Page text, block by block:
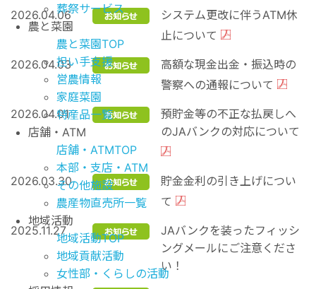
葬祭サービス
農と菜園
農と菜園TOP
担い手支援
営農情報
家庭菜園
特産品一覧
店舗・ATM
店舗・ATMTOP
本部・支店・ATM
その他施設
農産物直売所一覧
地域活動
地域活動TOP
地域貢献活動
女性部・くらしの活動
2026.04.06
システム更改に伴うATM休
止について
2026.04.03
高額な現金出金・振込時の
警察への通報について
2026.04.01
預貯金等の不正な払戻しへ
のJAバンクの対応について
2026.03.30
貯⾦⾦利の引き上げについ
て
2025.11.27
JAバンクを装ったフィッシ
ングメールにご注意くださ
い！